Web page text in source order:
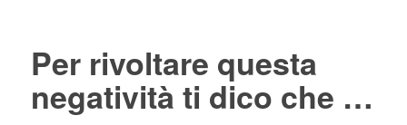
Per rivoltare questa
negatività ti dico che …